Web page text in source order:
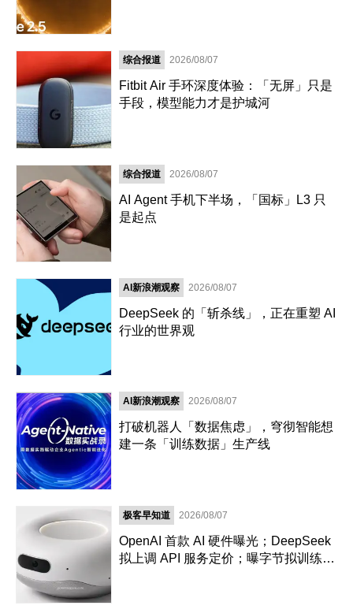
综合报道 2026/08/07
Fitbit Air 手环深度体验：「无屏」只是
手段，模型能力才是护城河
综合报道 2026/08/07
AI Agent 手机下半场，「国标」L3 只
是起点
AI新浪潮观察 2026/08/07
DeepSeek 的「斩杀线」，正在重塑 AI
行业的世界观
AI新浪潮观察 2026/08/07
打破机器人「数据焦虑」，穹彻智能想
建一条「训练数据」生产线
极客早知道 2026/08/07
OpenAI 首款 AI 硬件曝光；DeepSeek
拟上调 API 服务定价；曝字节拟训练超